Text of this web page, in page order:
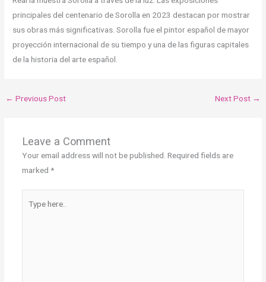
principales del centenario de Sorolla en 2023 destacan por mostrar
sus obras más significativas. Sorolla fue el pintor español de mayor
proyección internacional de su tiempo y una de las figuras capitales
de la historia del arte español.
← Previous Post Next Post →
Leave a Comment
Your email address will not be published. Required fields are
marked *
here..